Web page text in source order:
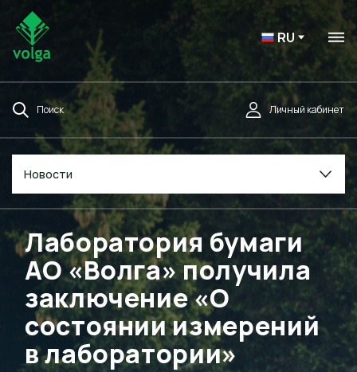
RU
Поиск Личный кабинет
Новости
Лаборатория бумаги
АО «Волга» получила
заключение «О
состоянии измерений
в лаборатории»